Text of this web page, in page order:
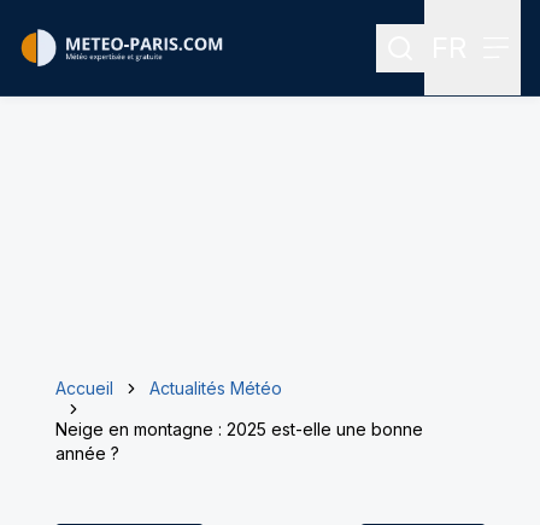
Rechercher
Accueil
Actualités Météo
Neige en montagne : 2025 est-elle une bonne
année ?